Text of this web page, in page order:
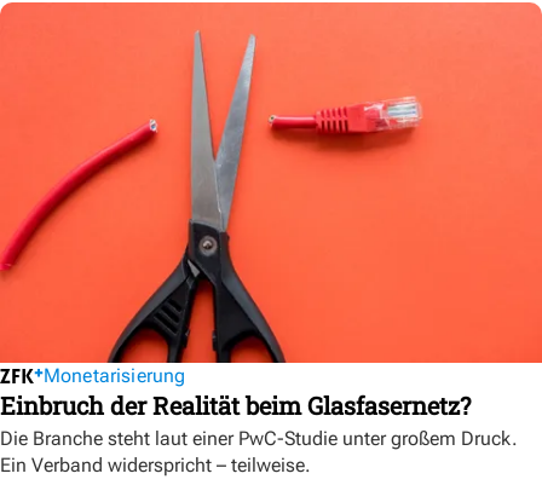
Monetarisierung
Einbruch der Realität beim Glasfasernetz?
Die Branche steht laut einer PwC-Studie unter großem Druck.
Ein Verband widerspricht – teilweise.